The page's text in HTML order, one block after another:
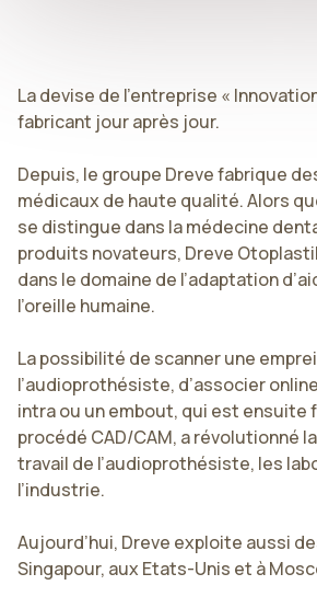
La devise de l’entreprise «
fabricant jour après jour.
Depuis, le groupe Dreve fabrique
médicaux de haute qualité. Alors
se distingue dans la médecine
produits novateurs, Dreve
dans le domaine de l’adaptation
l’oreille humaine.
La possibilité de scanner une
l’audioprothésiste, d’associer
intra ou un embout, qui est ensuite
procédé CAD/CAM, a révolutionné
travail de l’audioprothésiste, les
l’industrie.
Aujourd’hui, Dreve exploite aussi
Singapour, aux Etats-Unis et à